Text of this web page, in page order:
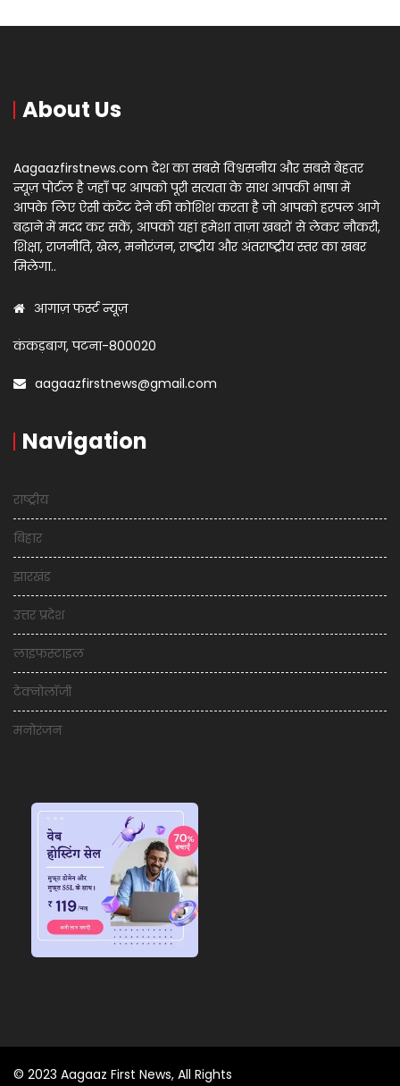
About Us
Aagaazfirstnews.com देश का सबसे विश्वसनीय और सबसे बेहतर
न्यूज़ पोर्टल है जहाँ पर आपको पूरी सत्यता के साथ आपकी भाषा में
आपके लिए ऐसी कंटेंट देने की कोशिश करता है जो आपको हरपल आगे
बढ़ाने में मदद कर सकें, आपको यहां हमेशा ताज़ा खबरों से लेकर नौकरी,
शिक्षा, राजनीति, खेल, मनोरंजन, राष्ट्रीय और अंतराष्ट्रीय स्तर का खबर
मिलेगा..
आगाज़ फर्स्ट न्यूज़
कंकड़बाग, पटना-800020
aagaazfirstnews@gmail.com
Navigation
राष्ट्रीय
बिहार
झारखंड
उत्तर प्रदेश
लाइफस्टाइल
टेक्नोलॉजी
मनोरंजन
© 2023 Aagaaz First News, All Rights